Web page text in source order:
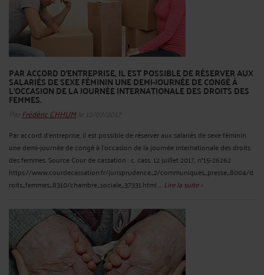
PAR ACCORD D’ENTREPRISE, IL EST POSSIBLE DE RÉSERVER AUX
SALARIÉS DE SEXE FÉMININ UNE DEMI-JOURNÉE DE CONGÉ À
L’OCCASION DE LA JOURNÉE INTERNATIONALE DES DROITS DES
FEMMES.
Par Frédéric CHHUMle 12/07/2017
Par accord d’entreprise, il est possible de réserver aux salariés de sexe féminin
une demi-journée de congé à l’occasion de la journée internationale des droits
des femmes. Source Cour de cassation : c. cass. 12 juillet 2017, n°15-26262
https://www.courdecassation.fr/jurisprudence_2/communiques_presse_8004/d
roits_femmes_8310/chambre_sociale_37331.html ... Lire la suite >